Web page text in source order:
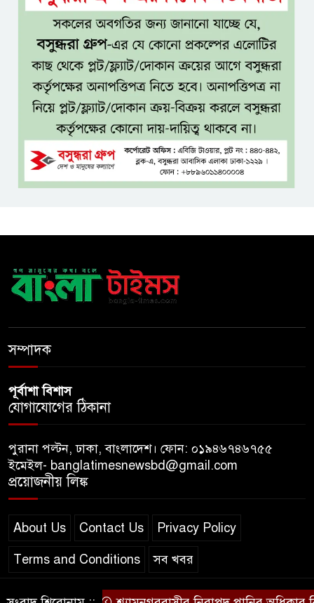
মৃত্যু
মাকে খুঁজতে এসে মিলল পলিথিনে
মোড়ানো মরদেহ, মেলেনি মাথা ও
পা
কম বয়সেই বন্ধ্যাত্বের ঝুঁকি?
নারীদের ৩ লক্ষণে সতর্ক হওয়ার
পরামর্শ
ইনফ্লুয়েঞ্জা ঠেকাতে নতুন আশার
ব্যবহৃত রাখি ডাস্টবিনে ফেলেন?
ভুলেও নয়, জেনে নিন কী করা উচিত
বেসরকারি জ্বালানি তেল আমদানিতে
সম্পাদক
পূর্বাশা বিশাস
যোগাযোগের ঠিকানা
পুরানা পল্টন, ঢাকা, বাংলাদেশ। ফোন: ০১৯৪৬৭৪৬৭৫৫
ইমেইল- banglatimesnewsbd@gmail.com
প্রয়োজনীয় লিঙ্ক
About Us Contact Us Privacy Policy
Terms and Conditions সব খবর